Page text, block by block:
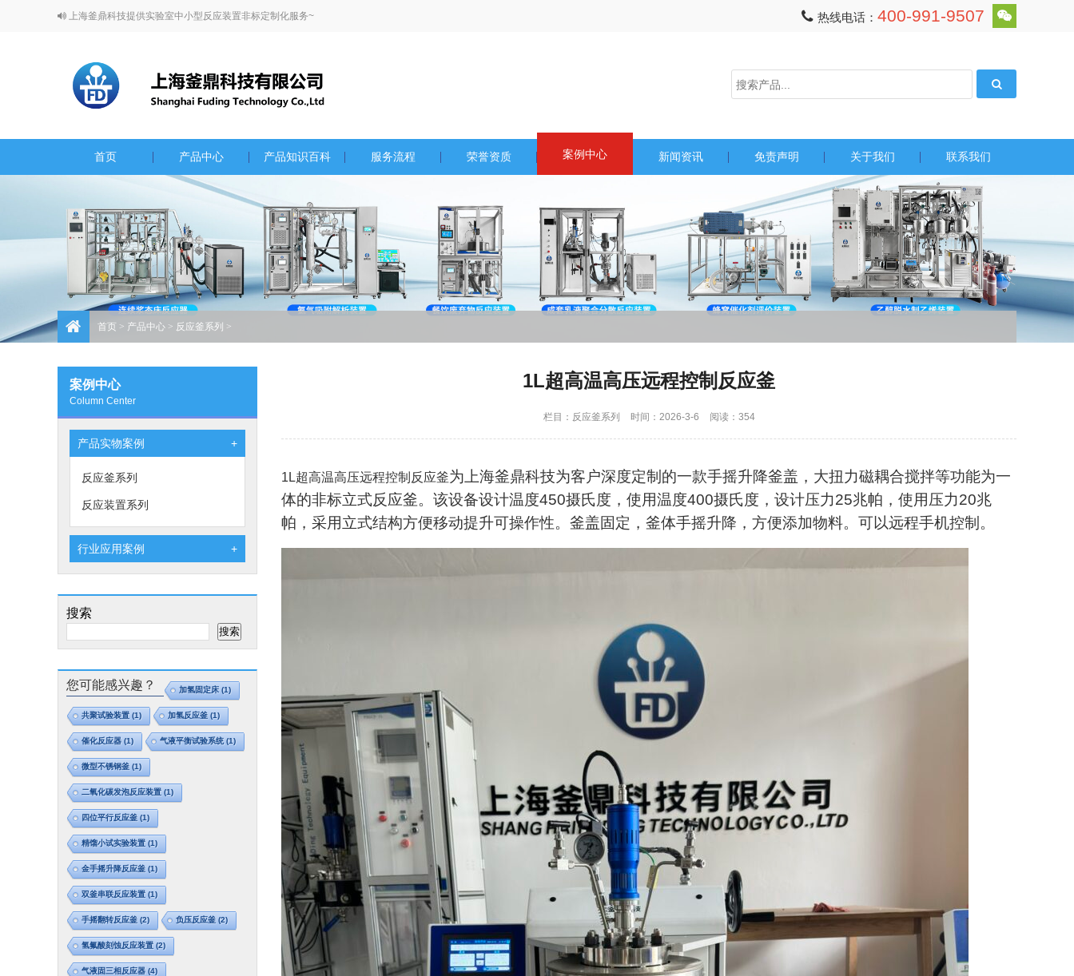
上海釜鼎科技提供实验室中小型反应装置非标定制化服务~ 热线电话： 400-991-9507
首页 产品中心 产品知识百科 服务流程 荣誉资质 案例中心 新闻资讯 免责声明 关于我们 联系我们
首页 > 产品中心 > 反应釜系列 >
案例中心
Column Center
产品实物案例 +
反应釜系列
反应装置系列
行业应用案例 +
搜索
搜索
您可能感兴趣？ 加氢固定床(1)
共聚试验装置(1) 加氢反应釜 (1)
催化反应器 (1) 气液平衡试验系统(1)
微型不锈钢釜 (1)
二氧化碳发泡反应装置(1)
四位平行反应釜 (1)
精馏小试实验装置(1)
金手摇升降反应釜 (1)
双釜串联反应装置(1)
手摇翻转反应釜 (2) 负压反应釜 (2)
氢氟酸刻蚀反应装置(2)
气液固三相反应器 (4)
1L超高温高压远程控制反应釜
栏目： 反应釜系列 时间：2026-3-6 阅读：354
1L超高温高压远程控制反应釜为上海釜鼎科技为客户深度定制的一款手摇升降釜盖，大扭力磁耦合搅拌等功能为一
体的非标立式反应釜。该设备设计温度450摄氏度，使用温度400摄氏度，设计压力25兆帕，使用压力20兆
帕，采用立式结构方便移动提升可操作性。釜盖固定，釜体手摇升降，方便添加物料。可以远程手机控制。